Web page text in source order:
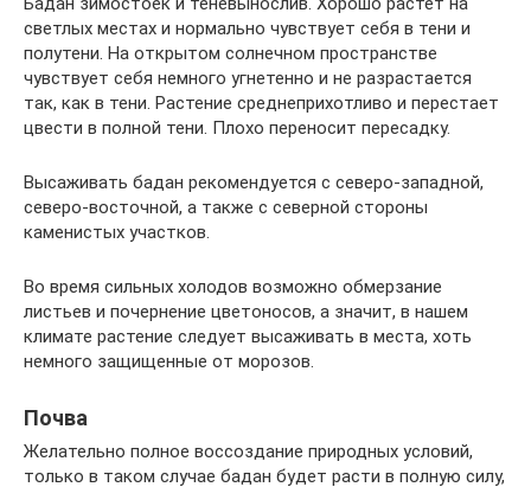
светлых местах и нормально чувствует себя в тени и
полутени. На открытом солнечном пространстве
чувствует себя немного угнетенно и не разрастается
так, как в тени. Растение среднеприхотливо и перестает
цвести в полной тени. Плохо переносит пересадку.
Высаживать бадан рекомендуется с северо-западной,
северо-восточной, а также с северной стороны
каменистых участков.
Во время сильных холодов возможно обмерзание
листьев и почернение цветоносов, а значит, в нашем
климате растение следует высаживать в места, хоть
немного защищенные от морозов.
Почва
Желательно полное воссоздание природных условий,
только в таком случае бадан будет расти в полную силу,